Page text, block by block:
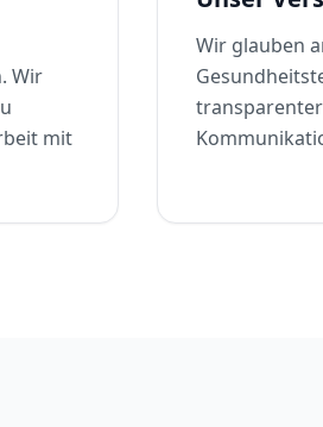
Wir
mit
Wir glauben